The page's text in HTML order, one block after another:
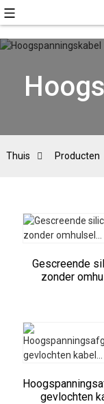
Thuis Producten
Gescreende
zonder
gevlochten